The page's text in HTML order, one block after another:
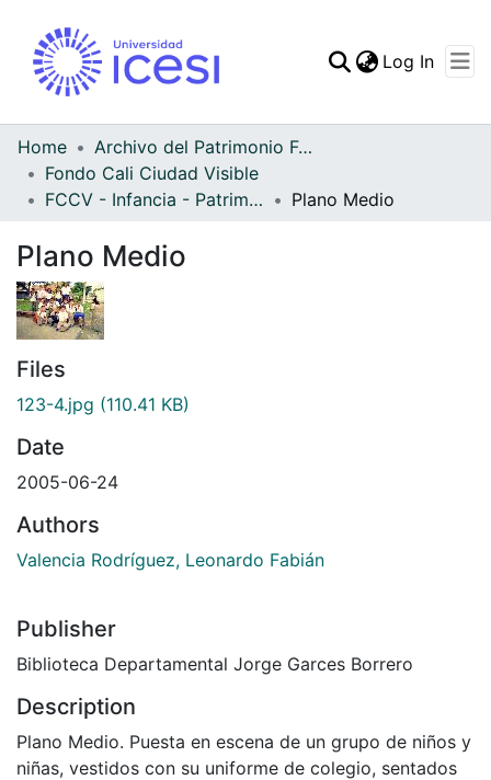
Log In
Home
Archivo del Patrimonio Fotográfico y Fílmico del Valle del Cauca
Fondo Cali Ciudad Visible
FCCV - Infancia - Patrimonial
Plano Medio
Plano Medio
Files
123-4.jpg (110.41 KB)
Date
2005-06-24
Authors
Valencia Rodríguez, Leonardo Fabián
Publisher
Biblioteca Departamental Jorge Garces Borrero
Description
Plano Medio. Puesta en escena de un grupo de niños y
niñas, vestidos con su uniforme de colegio, sentados